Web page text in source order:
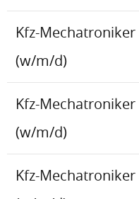
Kfz-
(w/m/d)
Kfz-
(w/m/d)
Kfz-